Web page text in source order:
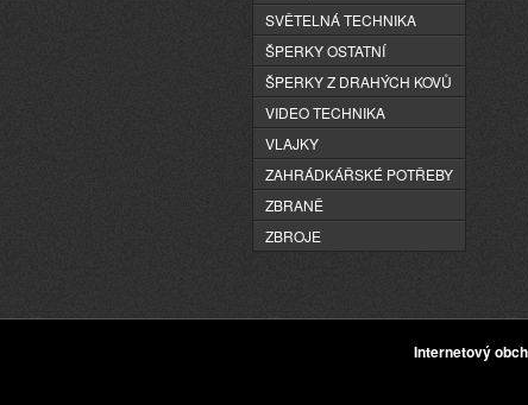
SVĚTELNÁ TECHNIKA
ŠPERKY OSTATNÍ
ŠPERKY Z DRAHÝCH KOVŮ
VIDEO TECHNIKA
VLAJKY
ZAHRÁDKÁŘSKÉ POTŘEBY
ZBRANĚ
ZBROJE
Internetový